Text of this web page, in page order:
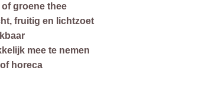
groene thee
fruitig en lichtzoet
mee te nemen
horeca